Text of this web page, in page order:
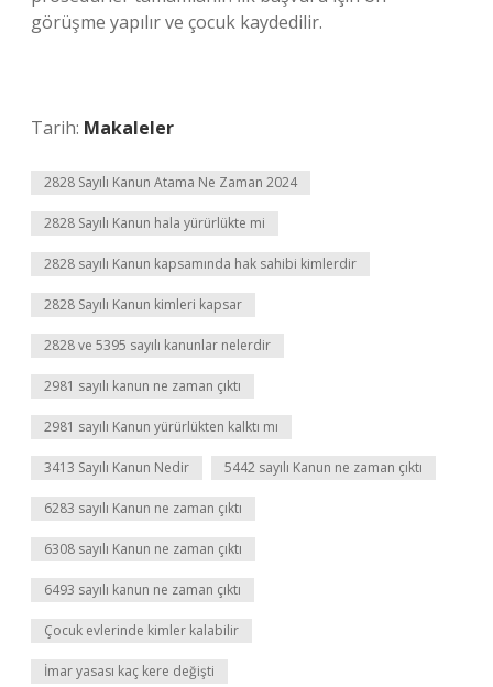
görüşme yapılır ve çocuk kaydedilir.
Tarih: Makaleler
2828 Sayılı Kanun Atama Ne Zaman 2024
2828 Sayılı Kanun hala yürürlükte mi
2828 sayılı Kanun kapsamında hak sahibi kimlerdir
2828 Sayılı Kanun kimleri kapsar
2828 ve 5395 sayılı kanunlar nelerdir
2981 sayılı kanun ne zaman çıktı
2981 sayılı Kanun yürürlükten kalktı mı
3413 Sayılı Kanun Nedir 5442 sayılı Kanun ne zaman çıktı
6283 sayılı Kanun ne zaman çıktı
6308 sayılı Kanun ne zaman çıktı
6493 sayılı kanun ne zaman çıktı
Çocuk evlerinde kimler kalabilir
İmar yasası kaç kere değişti